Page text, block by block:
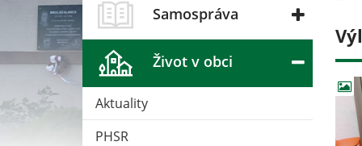
Samospráva
Život v obci
Aktuality
PHSR